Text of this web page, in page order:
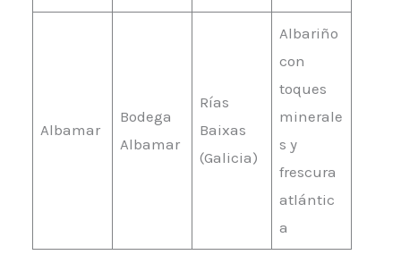
Albamar
Bodega
Albamar
Rías
Baixas
(Galicia)
Albariño
con
toques
minerale
s y
frescura
atlántic
a